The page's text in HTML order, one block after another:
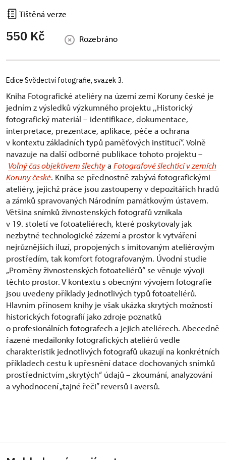
Tištěná verze
550 Kč Rozebráno
Edice Svědectví fotografie, svazek 3.
Kniha Fotografické ateliéry na území zemí Koruny české je
jedním z výsledků výzkumného projektu ,,Historický
fotografický materiál – identifikace, dokumentace,
interpretace, prezentace, aplikace, péče a ochrana
v kontextu základních typů paměťových institucí“. Volně
navazuje na další odborné publikace tohoto projektu –
Volný čas objektivem šlechtya Fotografové šlechtici v zemích
Koruny české. Kniha se přednostně zabývá fotografickými
ateliéry, jejichž práce jsou zastoupeny v depozitářích hradů
a zámků spravovaných Národním památkovým ústavem.
Většina snímků živnostenských fotografů vznikala
v 19. století ve fotoateliérech, které poskytovaly jak
nezbytné technologické zázemí a prostor k vytváření
nejrůznějších iluzí, propojených s imitovaným ateliérovým
prostředím, tak komfort fotografovaným. Úvodní studie
„Proměny živnostenských fotoateliérů“ se věnuje vývoji
těchto prostor. V kontextu s obecným vývojem fotografie
jsou uvedeny příklady jednotlivých typů fotoateliérů.
Hlavním přínosem knihy je však ukázka skrytých možností
historických fotografií jako zdroje poznatků
o profesionálních fotografech a jejich ateliérech. Abecedně
řazené medailonky fotografických ateliérů vedle
charakteristik jednotlivých fotografů ukazují na konkrétních
příkladech cestu k upřesnění datace dochovaných snímků
prostřednictvím „skrytých“ údajů – zkoumání, analyzování
a vyhodnocení „tajné řeči” reversů i aversů.